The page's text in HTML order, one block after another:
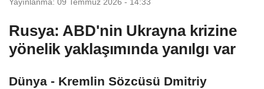
Rusya: ABD'nin Ukrayna krizine
yönelik yaklaşımında yanılgı var
Dünya - Kremlin Sözcüsü Dmitriy